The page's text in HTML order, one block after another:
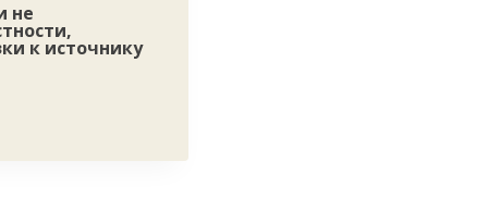
не
к источнику